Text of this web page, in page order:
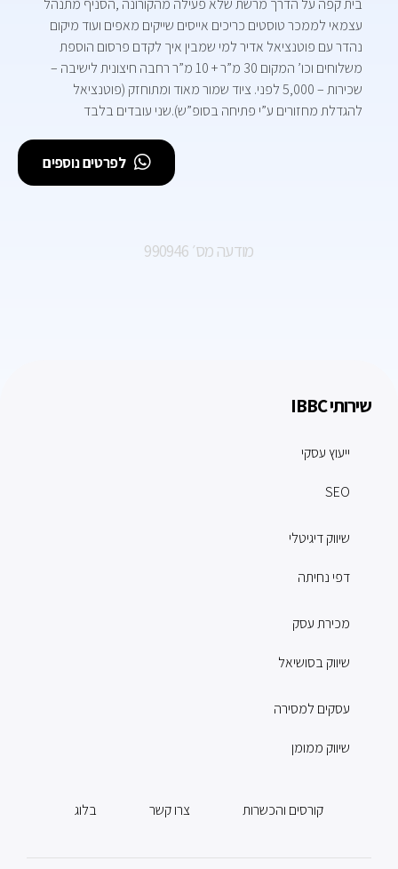
בית קפה על הדרך מרשת שלא פעילה מהקורונה ,הסניף מתנהל
עצמאי לממכר טוסטים כריכים אייסים שייקים מאפים ועוד מיקום
נהדר עם פוטנציאל אדיר למי שמבין איך לקדם פרסום הוספת
משלוחים וכו’ המקום 30 מ”ר + 10 מ”ר רחבה חיצונית לישיבה –
שכירות – 5,000 לפני. ציוד שמור מאוד ומתוחזק (פוטנציאל
להגדלת מחזורים ע”י פתיחה בסופ”ש).שני עובדים בלבד
לפרטים נוספים
מודעה מס׳ 990946
שירותי IBBC
ייעוץ עסקי
SEO
שיווק דיגיטלי
דפי נחיתה
מכירת עסק
שיווק בסושיאל
עסקים למסירה
שיווק ממומן
בלוג צרו קשר קורסים והכשרות